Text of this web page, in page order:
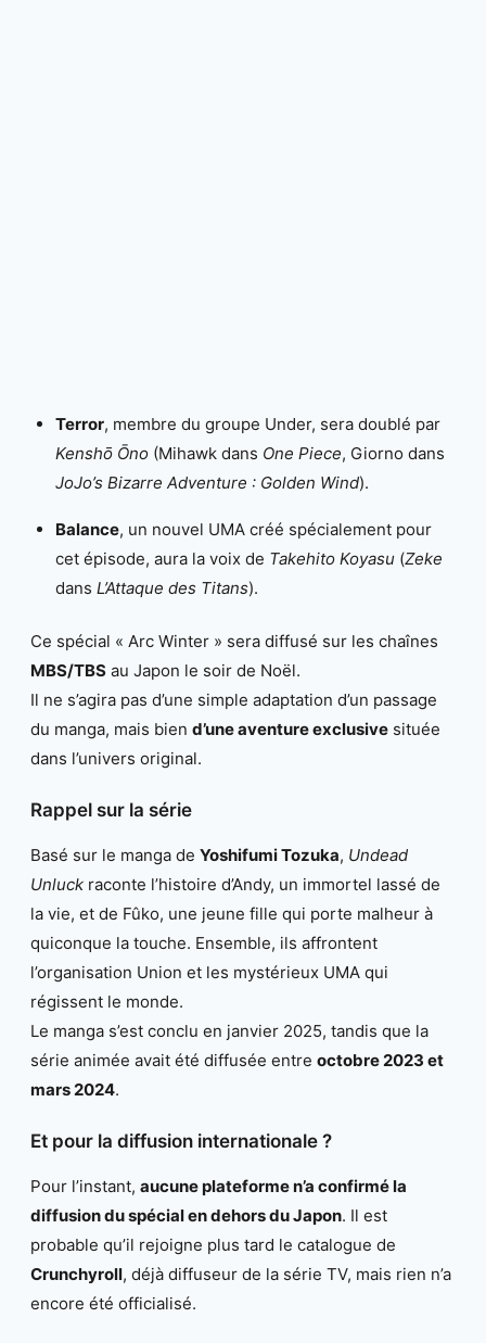
Terror, membre du groupe Under, sera doublé par
Kenshō Ōno(Mihawk dans One Piece, Giorno dans
JoJo’s Bizarre Adventure : Golden Wind).
Balance, un nouvel UMA créé spécialement pour
cet épisode, aura la voix de Takehito Koyasu(Zeke
dans L’Attaque des Titans).
Ce spécial « Arc Winter » sera diffusé sur les chaînes
MBS/TBS au Japon le soir de Noël.
Il ne s’agira pas d’une simple adaptation d’un passage
du manga, mais bien d’une aventure exclusive située
dans l’univers original.
Rappel sur la série
Basé sur le manga de Yoshifumi Tozuka, Undead
Unluck raconte l’histoire d’Andy, un immortel lassé de
la vie, et de Fûko, une jeune fille qui porte malheur à
quiconque la touche. Ensemble, ils affrontent
l’organisation Union et les mystérieux UMA qui
régissent le monde.
Le manga s’est conclu en janvier 2025, tandis que la
série animée avait été diffusée entre octobre 2023 et
mars 2024.
Et pour la diffusion internationale ?
Pour l’instant, aucune plateforme n’a confirmé la
diffusion du spécial en dehors du Japon. Il est
probable qu’il rejoigne plus tard le catalogue de
Crunchyroll, déjà diffuseur de la série TV, mais rien n’a
encore été officialisé.